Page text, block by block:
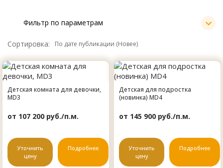
Фильтр по параметрам
Сортировка:
Детская комната для девочки,
MD3
от 107 200 руб./п.м.
Уточнить
цену
Подробнее
Детская для подростка
(новинка) MD4
от 145 900 руб./п.м.
Уточнить
цену
Подробнее